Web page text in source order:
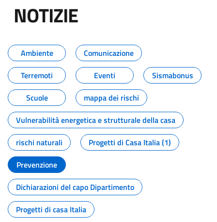
NOTIZIE
Tutti i contenuti della pagina
Ambiente
Comunicazione
Terremoti
Eventi
Sismabonus
Scuole
mappa dei rischi
Vulnerabilità energetica e strutturale della casa
rischi naturali
Progetti di Casa Italia (1)
Prevenzione
Dichiarazioni del capo Dipartimento
Progetti di casa Italia